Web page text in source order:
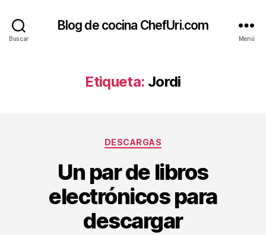
Buscar
Blog de cocina ChefUri.com
Menú
Etiqueta: Jordi
Categorías
DESCARGAS
Un par de libros
electrónicos para
descargar